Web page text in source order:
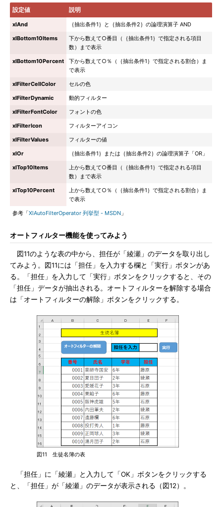
設定値 説明
xlAnd
｛抽出条件1｝と｛抽出条件2｝の論理演算子 AND
xlBottom10Items
下から数えて○番目（｛抽出条件1｝で指定される項目
数）まで表示
xlBottom10Percent
下から数えて○％（｛抽出条件1｝で指定される割合）ま
で表示
xlFilterCellColor
セルの色
xlFilterDynamic
動的フィルター
xlFilterFontColor
フォントの色
xlFilterIcon
フィルターアイコン
xlFilterValues
フィルターの値
xlOr
｛抽出条件1｝または｛抽出条件2｝の論理演算子「OR」
xlTop10Items
上から数えて○番目（｛抽出条件1｝で指定される項目
数）まで表示
xlTop10Percent
上から数えて○％（｛抽出条件1｝で指定される割合）ま
で表示
参考「XlAutoFilterOperator 列挙型 - MSDN 」
オートフィルター機能を使ってみよう
図11のような表の中から、担任が「綾瀬」のデータを取り出し
てみよう。図11には「担任」を入力する欄と「実行」ボタンがあ
る。「担任」を入力して「実行」ボタンをクリックすると、その
「担任」データが抽出される。オートフィルターを解除する場合
は「オートフィルターの解除」ボタンをクリックする。
図11 生徒名簿の表
「担任」に「綾瀬」と入力して「OK」ボタンをクリックする
と、「担任」が「綾瀬」のデータが表示される（図12）。